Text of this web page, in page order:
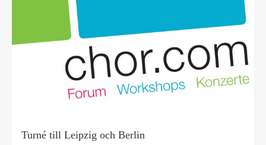
Turné till Leipzig och Berlin